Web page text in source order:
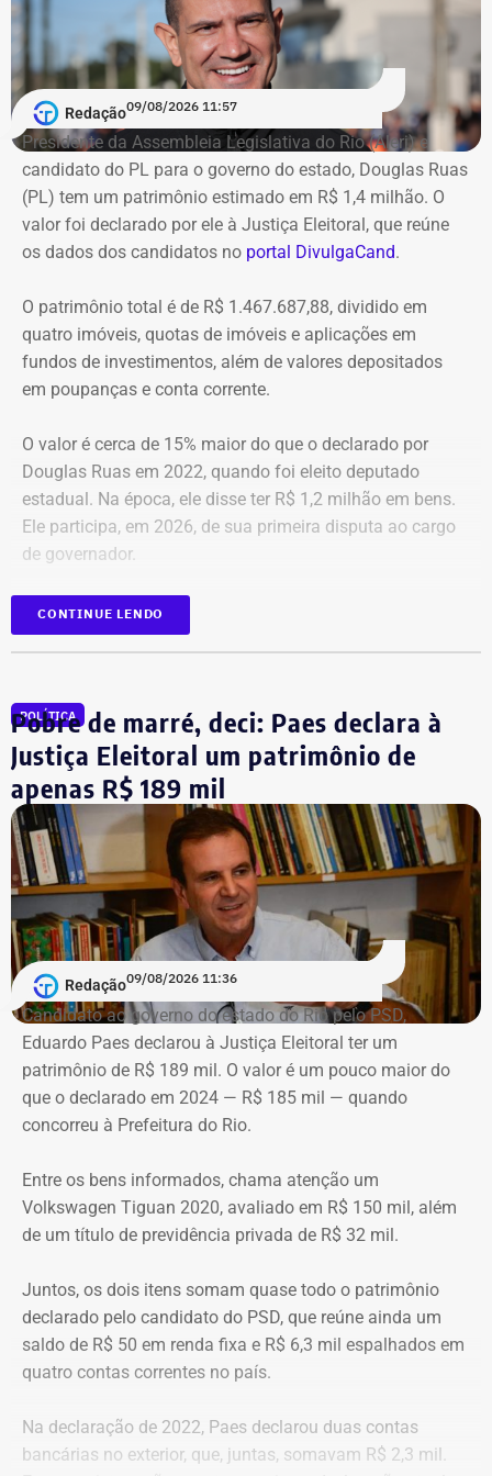
Declaração de bens de Jane Reis em 2020 — Foto:
Reprodução/Divulgacand
A relação de bens foi informada por Jane Reis à
Justiça Eleitoral durante o registro da
candidatura. As declarações são públicas e
podem ser consultadas por qualquer eleitor no
Eleitoral (TSE).
Redação09/08/2026 11:57
Presidente da Assembleia Legislativa do Rio (Alerj) e
candidato do PL para o governo do estado, Douglas Ruas
(PL) tem um patrimônio estimado em R$ 1,4 milhão. O
valor foi declarado por ele à Justiça Eleitoral, que reúne
os dados dos candidatos no portal DivulgaCand.
O patrimônio total é de R$ 1.467.687,88, dividido em
quatro imóveis, quotas de imóveis e aplicações em
fundos de investimentos, além de valores depositados
em poupanças e conta corrente.
O valor é cerca de 15% maior do que o declarado por
Douglas Ruas em 2022, quando foi eleito deputado
estadual. Na época, ele disse ter R$ 1,2 milhão em bens.
Ele participa, em 2026, de sua primeira disputa ao cargo
de governador.
CONTINUE LENDO
POLÍTICA
Pobre de marré, deci: Paes declara à
Justiça Eleitoral um patrimônio de
apenas R$ 189 mil
Redação09/08/2026 11:36
Candidato ao governo do estado do Rio pelo PSD,
Eduardo Paes declarou à Justiça Eleitoral ter um
patrimônio de R$ 189 mil. O valor é um pouco maior do
que o declarado em 2024 — R$ 185 mil — quando
concorreu à Prefeitura do Rio.
Entre os bens informados, chama atenção um
Volkswagen Tiguan 2020, avaliado em R$ 150 mil, além
de um título de previdência privada de R$ 32 mil.
Juntos, os dois itens somam quase todo o patrimônio
declarado pelo candidato do PSD, que reúne ainda um
saldo de R$ 50 em renda fixa e R$ 6,3 mil espalhados em
quatro contas correntes no país.
Na declaração de 2022, Paes declarou duas contas
bancárias no exterior, que, juntas, somavam R$ 2,3 mil.